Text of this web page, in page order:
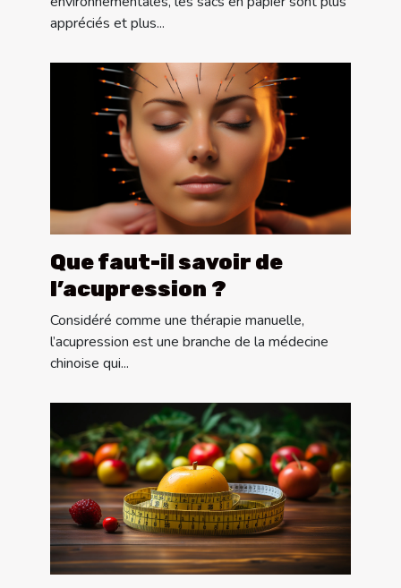
appréciés et plus...
Que faut-il savoir de
l’acupression ?
Considéré comme une thérapie manuelle,
l’acupression est une branche de la médecine
chinoise qui...